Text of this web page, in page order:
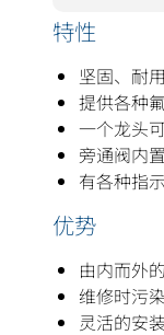
特性
坚固、耐
提供各种
一个龙头
旁通阀内
有各种指
优势
由内而外
维修时污
灵活的安